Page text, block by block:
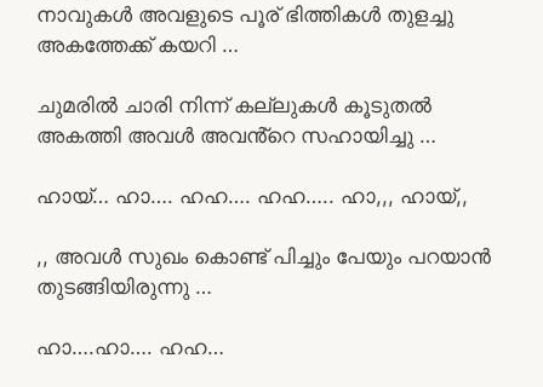
നാവുകൾ അവളുടെ പൂര് ഭിത്തികൾ തുളച്ചു
അകത്തേക്ക് കയറി …
ചുമരിൽ ചാരി നിന്ന് കല്ലുകൾ കൂടുതൽ
അകത്തി അവൾ അവൻ്റെ സഹായിച്ചു …
ഹായ്… ഹാ…. ഹഹ…. ഹഹ….. ഹാ,,, ഹായ്,,
,, അവൾ സുഖം കൊണ്ട് പിച്ചും പേയും പറയാൻ
തുടങ്ങിയിരുന്നു …
ഹാ….ഹാ…. ഹഹ…